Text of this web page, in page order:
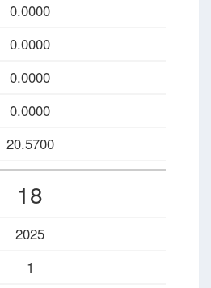
0.0000
0.0000
0.0000
0.0000
20.5700
18
2025
1